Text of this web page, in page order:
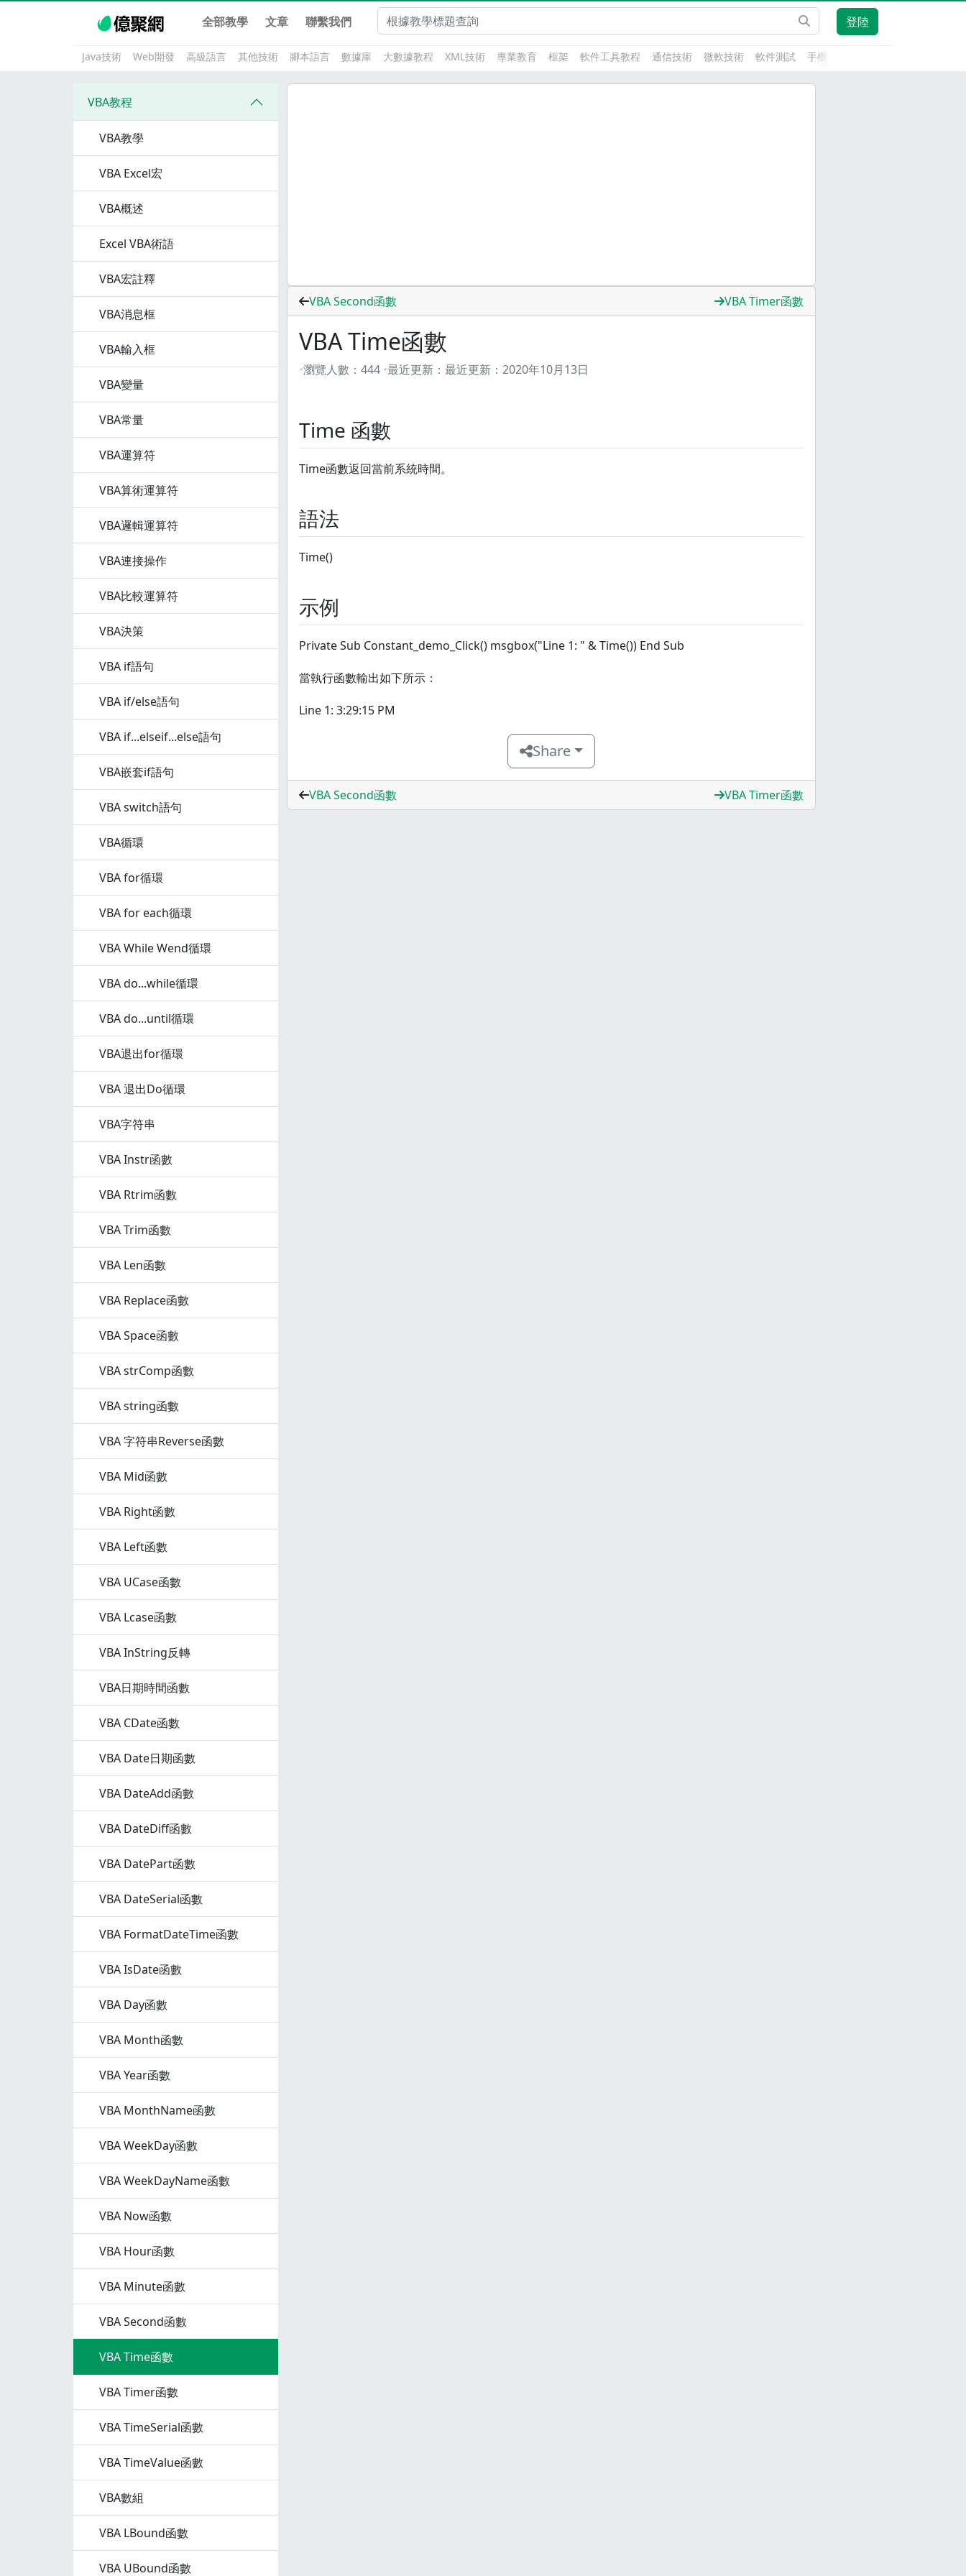
全部教學 文章 聯繫我們 登陸
Java技術 Web開發 高級語言 其他技術 腳本語言 數據庫 大數據教程 XML技術 專業教育 框架 軟件工具教程 通信技術 微軟技術 軟件測試 手機開發
VBA教程
VBA教學
VBA Excel宏
VBA概述
Excel VBA術語
VBA宏註釋
VBA消息框
VBA輸入框
VBA變量
VBA常量
VBA運算符
VBA算術運算符
VBA邏輯運算符
VBA連接操作
VBA比較運算符
VBA決策
VBA if語句
VBA if/else語句
VBA if...elseif...else語句
VBA嵌套if語句
VBA switch語句
VBA循環
VBA for循環
VBA for each循環
VBA While Wend循環
VBA do...while循環
VBA do...until循環
VBA退出for循環
VBA 退出Do循環
VBA字符串
VBA Instr函數
VBA Rtrim函數
VBA Trim函數
VBA Len函數
VBA Replace函數
VBA Space函數
VBA strComp函數
VBA string函數
VBA 字符串Reverse函數
VBA Mid函數
VBA Right函數
VBA Left函數
VBA UCase函數
VBA Lcase函數
VBA InString反轉
VBA日期時間函數
VBA CDate函數
VBA Date日期函數
VBA DateAdd函數
VBA DateDiff函數
VBA DatePart函數
VBA DateSerial函數
VBA FormatDateTime函數
VBA IsDate函數
VBA Day函數
VBA Month函數
VBA Year函數
VBA MonthName函數
VBA WeekDay函數
VBA WeekDayName函數
VBA Now函數
VBA Hour函數
VBA Minute函數
VBA Second函數
VBA Time函數
VBA Timer函數
VBA TimeSerial函數
VBA TimeValue函數
VBA數組
VBA LBound函數
VBA UBound函數
VBA Second函數 VBA Timer函數
VBA Time函數
瀏覽人數： 444 最近更新： 最近更新： 2020年10月13日
Time 函數
Time函數返回當前系統時間。
語法
Time()
示例
Private Sub Constant_demo_Click() msgbox("Line 1: " & Time()) End Sub
當執行函數輸出如下所示：
Line 1: 3:29:15 PM
Share
VBA Second函數 VBA Timer函數